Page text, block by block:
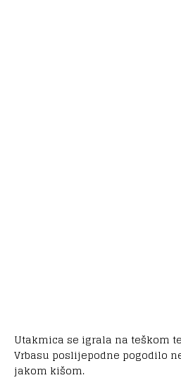
Utakmica se igrala na teškom
Vrbasu poslijepodne pogodilo
jakom kišom.